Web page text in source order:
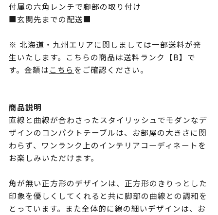
付属の六角レンチで脚部の取り付け
■玄関先までの配送■
※ 北海道・九州エリアに関しましては一部送料が発
生いたします。こちらの商品は送料ランク【B】で
す。金額はこちらをご確認ください。
商品説明
直線と曲線が合わさったスタイリッシュでモダンなデ
ザインのコンパクトテーブルは、お部屋の大きさに関
わらず、ワンランク上のインテリアコーディネートを
お楽しみいただけます。
角が無い正方形のデザインは、正方形のきりっとした
印象を優しくしてくれると共に脚部の曲線との調和を
とっています。また全体的に線の細いデザインは、お